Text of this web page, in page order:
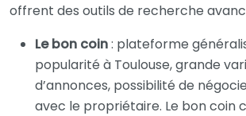
offrent des outils de recherche
Le bon coin: plateforme
popularité à Toulouse, grande
d’annonces, possibilité de
avec le propriétaire. Le bon coin